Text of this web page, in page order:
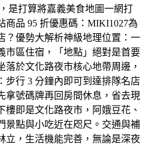
是打算將嘉義美食地圖一網打
商品 95 折優惠碼：MIKI1027​為
？優勢大解析​神級地理位置：一
市區住宿，「地點」絕對是首要
於文化路夜市核心地帶周邊，
步行 3 分鐘內即可到達排隊名店
拿號碼牌再回房間休息，省去現
樓即是文化路夜市，阿娥豆花、
景點與小吃近在咫尺。​交通與補
立，生活機能完善，無論是深夜